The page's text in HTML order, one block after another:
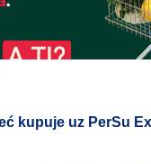
kupuje uz PerSu